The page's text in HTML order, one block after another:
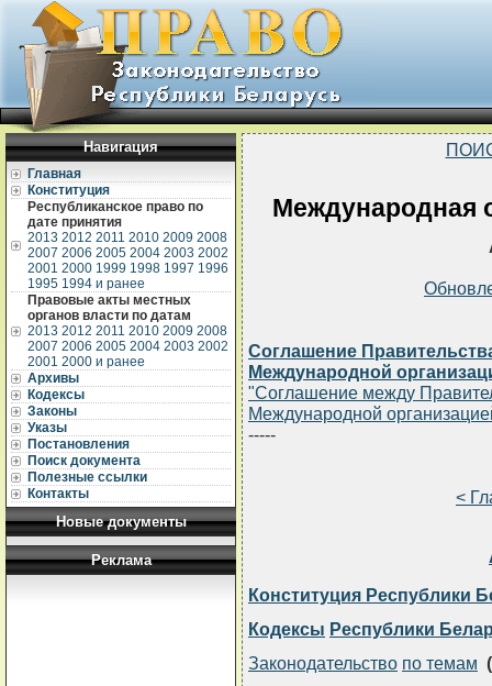
Навигация
Главная
Конституция
Республиканское право по
дате принятия
2013 2012 2011 2010 2009 2008
2007 2006 2005 2004 2003 2002
2001 2000 1999 1998 1997 1996
1995 1994 и ранее
Правовые акты местных
органов власти по датам
2013 2012 2011 2010 2009 2008
2007 2006 2005 2004 2003 2002
2001 2000 и ранее
Архивы
Кодексы
Законы
Указы
Постановления
Поиск документа
Полезные ссылки
Контакты
Новые документы
Реклама
Международная
Соглашение
Международной
"Соглашение между
Международной
-----
<
Конституция Республики
Кодексы Республики
Законодательство по темам (